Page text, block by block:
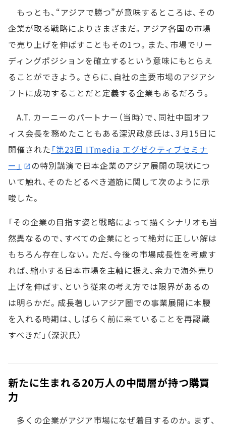
もっとも、“アジアで勝つ”が意味するところは、その
企業が取る戦略によりさまざまだ。アジア各国の市場
で売り上げを伸ばすこともその1つ。また、市場でリー
ディングポジションを確立するという意味にもとらえ
ることができよう。さらに、自社の主要市場のアジアシ
フトに成功することだと定義する企業もあるだろう。
A.T. カーニーのパートナー（当時）で、同社中国オフ
ィス会長を務めたこともある深沢政彦氏は、3月15日に
開催された 「第23回 ITmedia エグゼクティブセミナ
ー」
の特別講演で日本企業のアジア展開の現状につ
いて触れ、そのたどるべき道筋に関して次のように示
唆した。
「その企業の目指す姿と戦略によって描くシナリオも当
然異なるので、すべての企業にとって絶対に正しい解は
もちろん存在しない。ただ、今後の市場成長性を考慮す
れば、縮小する日本市場を主軸に据え、余力で海外売り
上げを伸ばす、という従来の考え方では限界があるの
は明らかだ。成長著しいアジア圏での事業展開に本腰
を入れる時期は、しばらく前に来ていることを再認識
すべきだ」（深沢氏）
新たに生まれる20万人の中間層が持つ購買
力
多くの企業がアジア市場になぜ着目するのか。まず、